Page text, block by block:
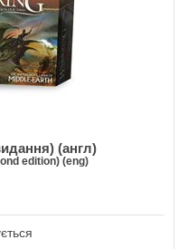
(англ)
edition) (eng)